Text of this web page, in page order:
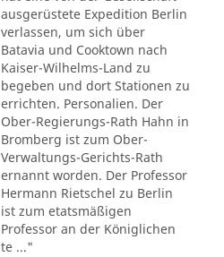
ausgerüstete Expedition Berlin
verlassen, um sich über
Batavia und Cooktown nach
Kaiser-Wilhelms-Land zu
begeben und dort Stationen zu
errichten. Personalien. Der
Ober-Regierungs-Rath Hahn in
Bromberg ist zum Ober-
Verwaltungs-Gerichts-Rath
ernannt worden. Der Professor
Hermann Rietschel zu Berlin
ist zum etatsmäßigen
Professor an der Königlichen
te ..."